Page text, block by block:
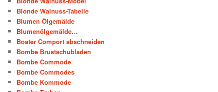
Blonde Walnuss-Tabelle
Blumen Ölgemälde
Blumenölgemälde…
Boater Comport abschneiden
Bombe Brustschubladen
Bombe Commode
Bombe Commodes
Bombe Kommode